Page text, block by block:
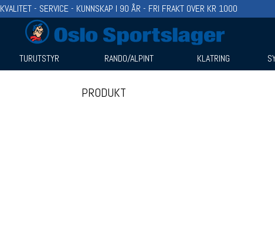
KVALITET - SERVICE - KUNNSKAP I 90 ÅR - FRI FRAKT OVER KR 1000
TURUTSTYR RANDO/ALPINT KLATRING
PRODUKT